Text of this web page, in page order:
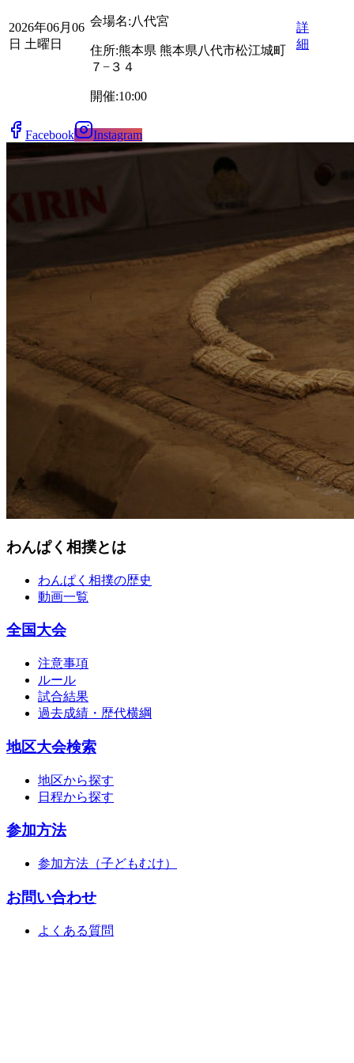
2026年06月06
日 土曜日
会場名:八代宮
住所:熊本県 熊本県八代市松江城町
７−３４
開催:10:00
詳
細
Facebook Instagram
わんぱく相撲とは
わんぱく相撲の歴史
動画一覧
全国大会
注意事項
ルール
試合結果
過去成績・歴代横綱
地区大会検索
地区から探す
日程から探す
参加方法
参加方法（子どもむけ）
お問い合わせ
よくある質問